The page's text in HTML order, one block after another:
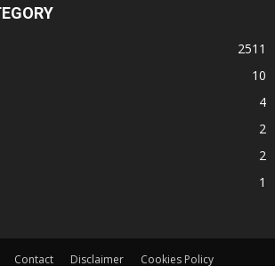
2511
10
4
2
2
1
Contact Disclaimer
Cookies Policy